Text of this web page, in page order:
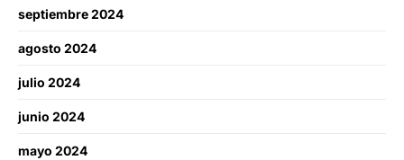
septiembre 2024
agosto 2024
julio 2024
junio 2024
mayo 2024